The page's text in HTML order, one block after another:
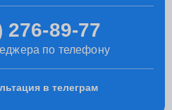
276-89-77
по телефону
в телеграм